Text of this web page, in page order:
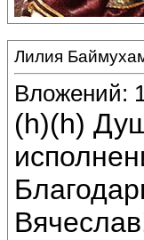
Лилия
Вложений:
(h)(h)